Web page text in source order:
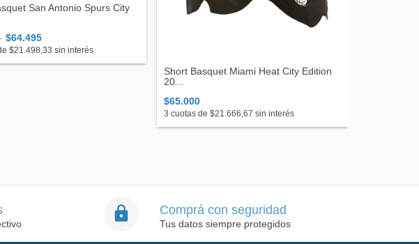
San Antonio Spurs City
$64.495
$21.498,33 sin interés
Short Basquet Miami Heat City Edition
20...
$65.000
3 cuotas de$21.666,67 sin interés
Comprá con seguridad
Tus datos siempre protegidos